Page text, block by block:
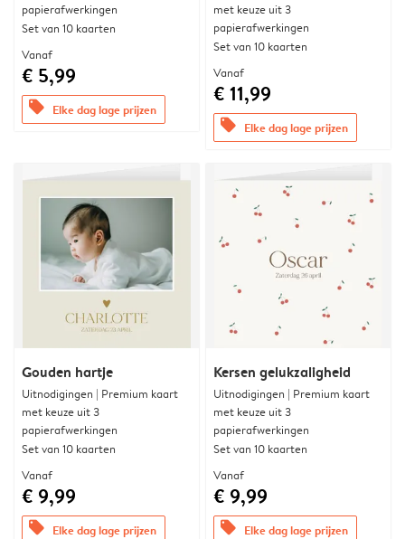
papierafwerkingen
Set van 10 kaarten
Vanaf
€ 5,99
offers Elke dag lage prijzen
met keuze uit 3
papierafwerkingen
Set van 10 kaarten
Vanaf
€ 11,99
offers Elke dag lage prijzen
Gouden hartje
Uitnodigingen | Premium kaart
met keuze uit 3
papierafwerkingen
Set van 10 kaarten
Vanaf
€ 9,99
offers Elke dag lage prijzen
Kersen gelukzaligheid
Uitnodigingen | Premium kaart
met keuze uit 3
papierafwerkingen
Set van 10 kaarten
Vanaf
€ 9,99
offers Elke dag lage prijzen